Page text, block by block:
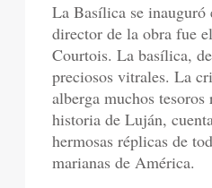
La Basílica se
director de la obra fue
Courtois. La basílica,
preciosos vitrales. La
alberga muchos
historia de Luján,
hermosas réplicas de
marianas de América.